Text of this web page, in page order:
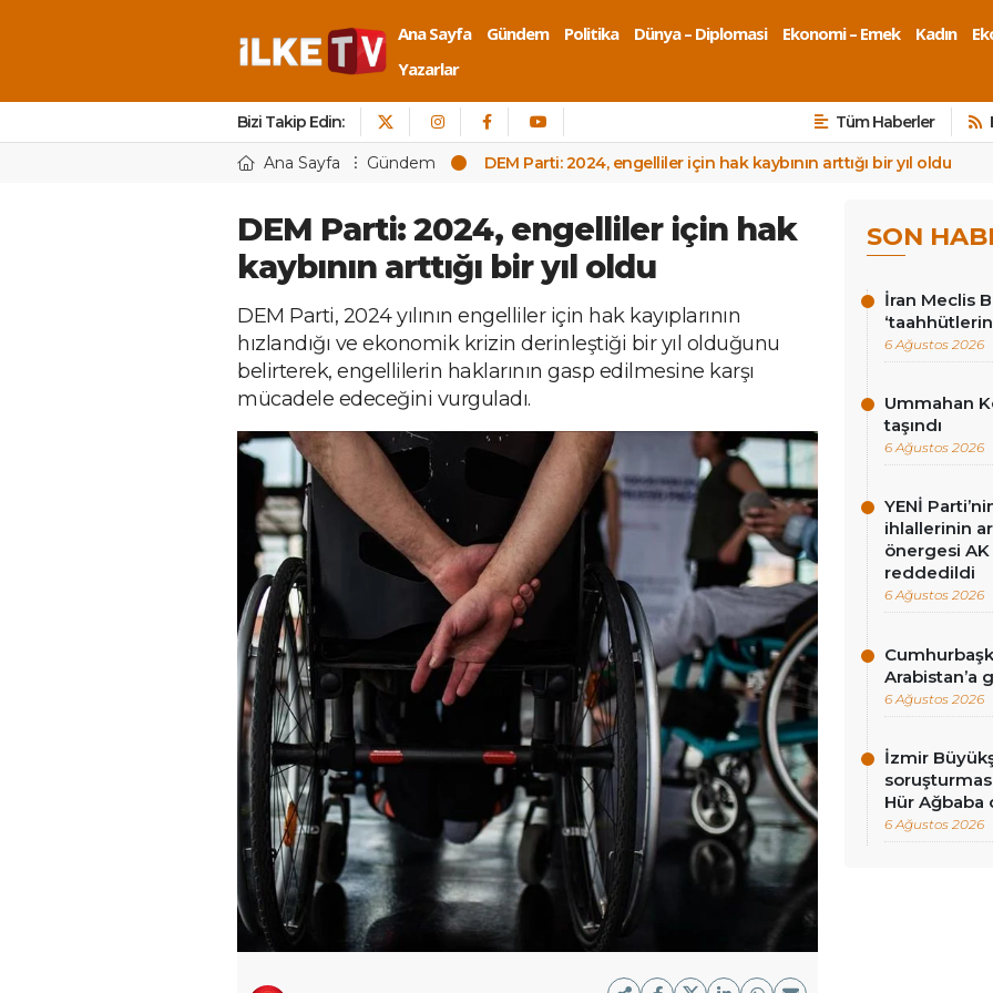
Ana Sayfa Gündem Politika Dünya – Diplomasi Ekonomi – Emek Kadın
Yazarlar
Bizi Takip Edin: Tüm Haberler
Ana Sayfa Gündem DEM Parti: 2024, engelliler için hak kaybının arttığı bir yıl oldu
DEM Parti: 2024, engelliler için hak
kaybının arttığı bir yıl oldu
DEM Parti, 2024 yılının engelliler için hak kayıplarının
hızlandığı ve ekonomik krizin derinleştiği bir yıl olduğunu
belirterek, engellilerin haklarının gasp edilmesine karşı
mücadele edeceğini vurguladı.
SON
İran Meclis
6 Ağustos 2026
Ummahan
taşındı
6 Ağustos 2026
YENİ
ihlallerinin
önergesi AK
reddedildi
6 Ağustos 2026
Arabistan’a
6 Ağustos 2026
İzmir
Hür
6 Ağustos 2026